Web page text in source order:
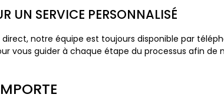
UN SERVICE PERSONNALISÉ
notre équipe est toujours disponible par
vous guider à chaque étape du processus afin